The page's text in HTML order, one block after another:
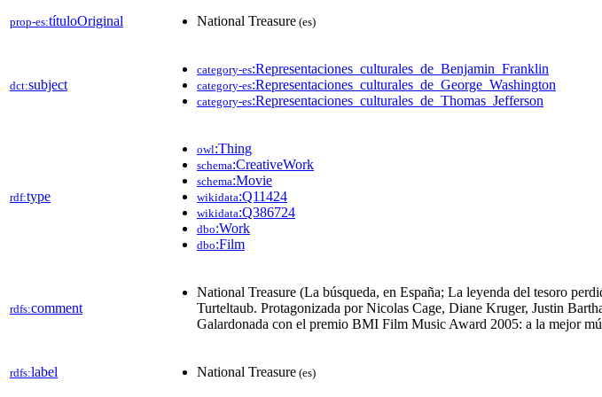
prop-es:títuloOriginal National Treasure (es)
dct:subject
category-es:Representaciones_culturales_de_Benjamin_Franklin
category-es:Representaciones_culturales_de_George_Washington
category-es:Representaciones_culturales_de_Thomas_Jefferson
rdf:type
owl:Thing
schema:CreativeWork
schema:Movie
wikidata:Q11424
wikidata:Q386724
dbo:Work
dbo:Film
rdfs:comment
National Treasure (La búsqueda, en España; La leyenda del tesoro
Turteltaub. Protagonizada por Nicolas Cage, Diane Kruger, Justin
Galardonada con el premio BMI Film Music Award 2005: a la mejor
rdfs:label National Treasure (es)